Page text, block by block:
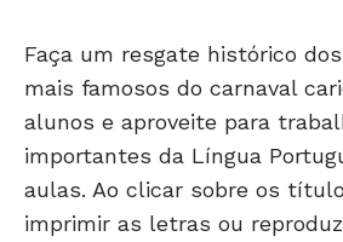
Faça um resgate histórico
mais famosos do carnaval
alunos e aproveite para
importantes da Língua
aulas. Ao clicar sobre os
imprimir as letras ou